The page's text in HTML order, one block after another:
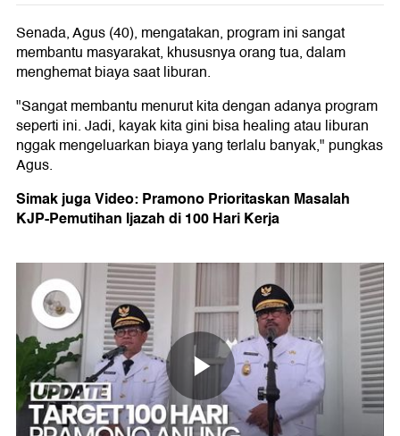
Senada, Agus (40), mengatakan, program ini sangat
membantu masyarakat, khususnya orang tua, dalam
menghemat biaya saat liburan.
"Sangat membantu menurut kita dengan adanya program
seperti ini. Jadi, kayak kita gini bisa healing atau liburan
nggak mengeluarkan biaya yang terlalu banyak," pungkas
Agus.
Simak juga Video: Pramono Prioritaskan Masalah
KJP-Pemutihan Ijazah di 100 Hari Kerja